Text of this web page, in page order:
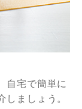
自宅で簡単に
ましょう。